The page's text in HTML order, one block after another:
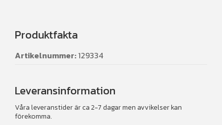
Produktfakta
Artikelnummer:129334
Leveransinformation
Våra leveranstider är ca 2-7 dagar men avvikelser kan
förekomma.